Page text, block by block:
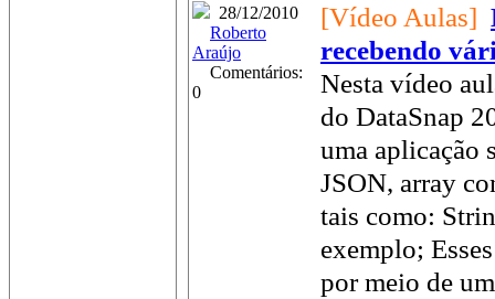
28/12/2010
Roberto
Araújo
Comentários:
0
[Vídeo Aulas]
recebendo
Nesta vídeo
do DataSnap
uma aplicação
JSON, array
tais como:
exemplo;
por meio de